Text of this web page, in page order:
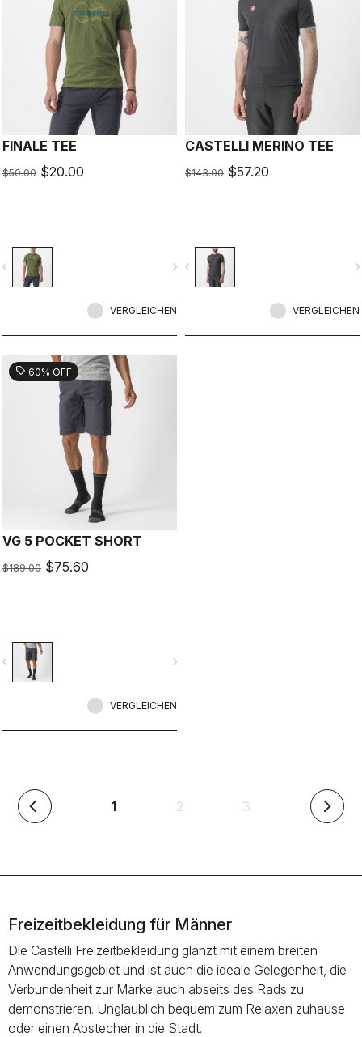
FINALE TEE
$50.00 $20.00
navigate_next
VERGLEICHEN
CASTELLI MERINO TEE
$143.00 $57.20
navigate_before
VERGLEICHEN
sell 60% OFF
VG 5 POCKET SHORT
$189.00 $75.60
navigate_next
VERGLEICHEN
arrow_back_ios 1(aktuell) 2 3 arrow_forward_ios
Freizeitbekleidung für Männer
Die Castelli Freizeitbekleidung glänzt mit einem breiten
Anwendungsgebiet und ist auch die ideale Gelegenheit, die
Verbundenheit zur Marke auch abseits des Rads zu
demonstrieren. Unglaublich bequem zum Relaxen zuhause
oder einen Abstecher in die Stadt.